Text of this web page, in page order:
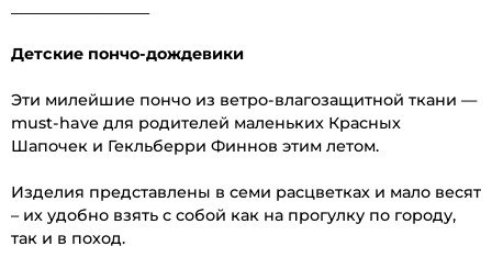
Детские пончо-дождевики
Эти милейшие пончо из ветро-влагозащитной ткани —
must-have для родителей маленьких Красных
Шапочек и Гекльберри Финнов этим летом.
Изделия представлены в семи расцветках и мало весят
– их удобно взять с собой как на прогулку по городу,
так и в поход.